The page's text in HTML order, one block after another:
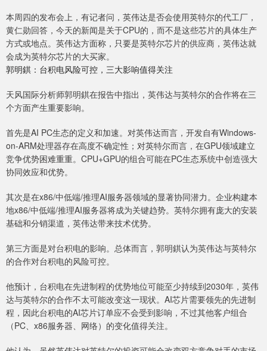
本周四的发布会上，有记者问，英伟达是否会使用英特尔的代工厂，
黄仁勋回答，今天的新闻是关于CPU的，而不是这些芯片的具体生产
方式或地点。英伟达方面称，只要是英特尔芯片的供应商，英伟达就
会成为英特尔芯片的大买家。
郭明錤：台积电风险可控，三大影响值得关注
天风国际分析师郭明錤在报告中指出，英伟达与英特尔的合作将在三
个方面产生重要影响。
首先是AI PC生态的定义和加速。对英伟达而言，开发自有Windows-
on-ARM处理器存在高度不确定性；对英特尔而言，在GPU领域建立
竞争优势困难重重。CPU+GPU的组合可能在PC生态系统中创造强大
协同效应和优势。
其次是在x86/中低端/推理AI服务器领域的显著协同潜力。企业构建本
地x86/中低端/推理AI服务器将成为关键趋势。英特尔拥有庞大的安装
基础和分销渠道，英伟达带来技术优势。
第三方面是对台积电的影响。总体而言，郭明錤认为英伟达与英特尔
的合作对台积电的风险可控。
他预计，台积电在先进制程的优势地位可能至少持续到2030年，英伟
达与英特尔的合作不太可能改变这一现状。AI芯片需要领先的先进制
程，因此台积电的AI芯片订单应不会受到影响，不过其他客户组合
（PC、x86服务器、网络）的变化值得关注。